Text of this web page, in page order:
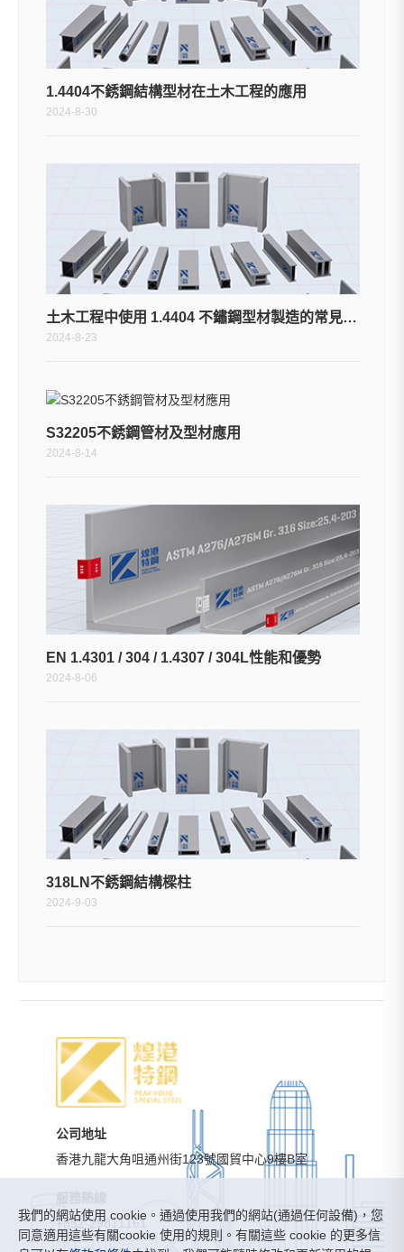
1.4404不銹鋼結構型材在土木工程的應用
2024-8-30
土木工程中使用 1.4404 不鏽鋼型材製造的常見結構元件或構件有哪些？
2024-8-23
S32205不銹鋼管材及型材應用
2024-8-14
EN 1.4301 / 304 / 1.4307 / 304L性能和優勢
2024-8-06
318LN不銹鋼結構樑柱
2024-9-03
公司地址
香港九龍大角咀通州街123號國貿中心9樓B室
+852-29811161
我們的網站使用 cookie。通過使用我們的網站(通過任何設備)，您
同意適用這些有關cookie 使用的規則。有關這些 cookie 的更多信